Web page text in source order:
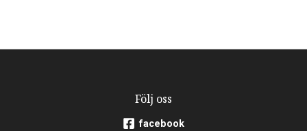
Följ oss
facebook